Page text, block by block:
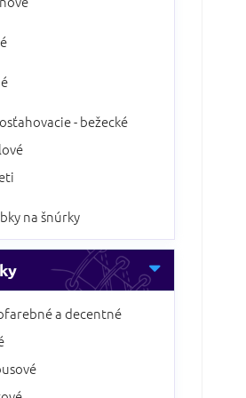
- bežecké
na šnúrky
a decentné